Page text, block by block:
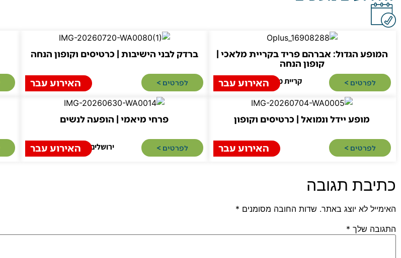
המופע הגדול: אברהם פריד בקריית מלאכי |
קופון הנחה
לפרטים >​ קריית מלאכיהאירוע עבר
ברדק לבני הישיבות | כרטיסים וקופון הנחה
לפרטים >​ האירוע עבר
מופע יידל ונמואל | כרטיסים וקופון
לפרטים >​ האירוע עבר
פרחי מיאמי | הופעה לנשים
לפרטים >​ ירושלים האירוע עבר
כתיבת תגובה
האימייל לא יוצג באתר. שדות החובה מסומנים *
התגובה שלך *